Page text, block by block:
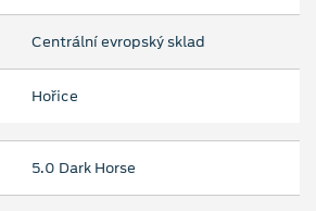
Centrální evropský sklad
Hořice
5.0 Dark Horse